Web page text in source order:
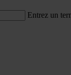
Entrez un